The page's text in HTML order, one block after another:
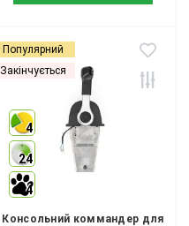
Популярний
Закінчується
4
24
4
Консольний коммандер для